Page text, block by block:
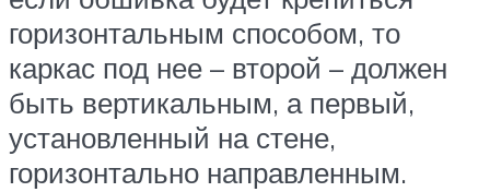
горизонтальным способом, то
каркас под нее – второй – должен
быть вертикальным, а первый,
установленный на стене,
горизонтально направленным.